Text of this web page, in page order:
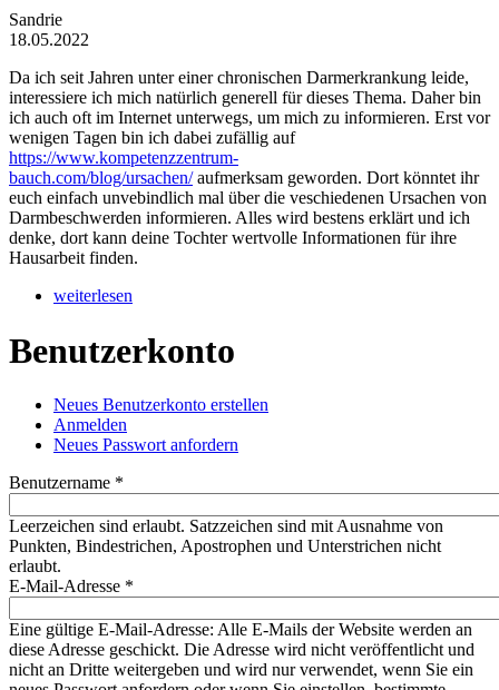
Sandrie
18.05.2022
Da ich seit Jahren unter einer chronischen Darmerkrankung leide,
interessiere ich mich natürlich generell für dieses Thema. Daher bin
ich auch oft im Internet unterwegs, um mich zu informieren. Erst vor
wenigen Tagen bin ich dabei zufällig auf
https://www.kompetenzzentrum-
bauch.com/blog/ursachen/aufmerksam geworden. Dort könntet ihr
euch einfach unvebindlich mal über die veschiedenen Ursachen von
Darmbeschwerden informieren. Alles wird bestens erklärt und ich
denke, dort kann deine Tochter wertvolle Informationen für ihre
Hausarbeit finden.
weiterlesen
Benutzerkonto
Haupt-Reiter
Neues Benutzerkonto erstellen
Anmelden
Neues Passwort anfordern
Benutzername *
Leerzeichen sind erlaubt. Satzzeichen sind mit Ausnahme von
Punkten, Bindestrichen, Apostrophen und Unterstrichen nicht
erlaubt.
E-Mail-Adresse *
Eine gültige E-Mail-Adresse: Alle E-Mails der Website werden an
diese Adresse geschickt. Die Adresse wird nicht veröffentlicht und
nicht an Dritte weitergeben und wird nur verwendet, wenn Sie ein